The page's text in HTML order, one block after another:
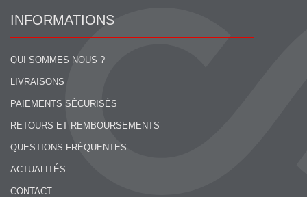
INFORMATIONS
QUI SOMMES NOUS ?
LIVRAISONS
PAIEMENTS SÉCURISÉS
RETOURS ET REMBOURSEMENTS
QUESTIONS FRÉQUENTES
ACTUALITÉS
CONTACT